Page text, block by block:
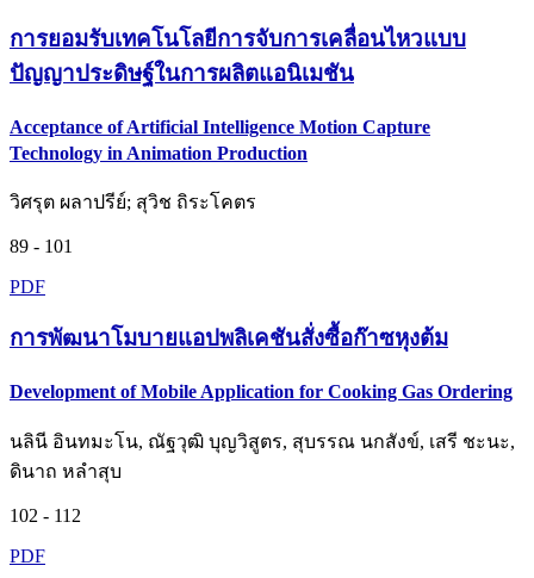
การยอมรับเทคโนโลยีการจับการเคลื่อนไหวแบบ
ปัญญาประดิษฐ์ในการผลิตแอนิเมชัน
Acceptance of Artificial Intelligence Motion Capture
Technology in Animation Production
วิศรุต ผลาปรีย์; สุวิช ถิระโคตร
89 - 101
PDF
การพัฒนาโมบายแอปพลิเคชันสั่งซื้อก๊าซหุงต้ม
Development of Mobile Application for Cooking Gas Ordering
นลินี อินทมะโน, ณัฐวุฒิ บุญวิสูตร, สุบรรณ นกสังข์, เสรี ชะนะ,
ดินาถ หลำสุบ
102 - 112
PDF